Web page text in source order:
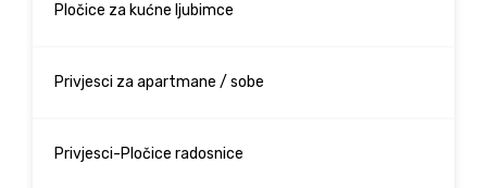
Pločice za kućne ljubimce
Privjesci za apartmane / sobe
Privjesci-Pločice radosnice